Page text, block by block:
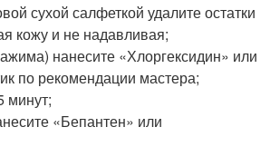
сухой салфеткой удалите остатки
кожу и не надавливая;
нанесите «Хлоргексидин» или
по рекомендации мастера;
минут;
«Бепантен» или